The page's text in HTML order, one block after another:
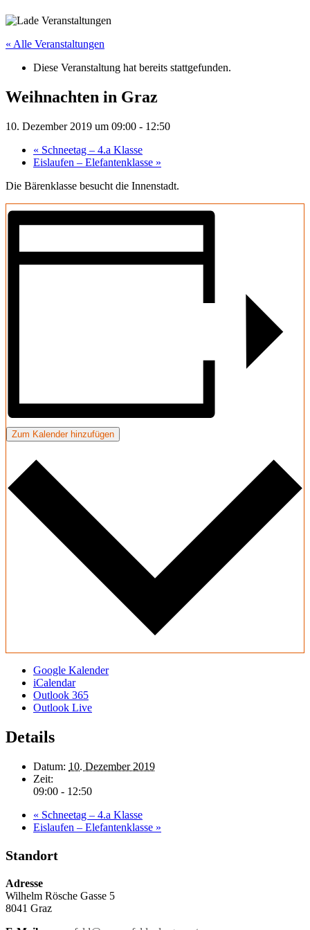
« Alle Veranstaltungen
Diese Veranstaltung hat bereits stattgefunden.
Weihnachten in Graz
10. Dezember 2019 um 09:00 - 12:50
« Schneetag – 4.a Klasse
Eislaufen – Elefantenklasse »
Die Bärenklasse besucht die Innenstadt.
Zum Kalender hinzufügen
Google Kalender
iCalendar
Outlook 365
Outlook Live
Details
Datum: 10. Dezember 2019
Zeit:
09:00 - 12:50
« Schneetag – 4.a Klasse
Eislaufen – Elefantenklasse »
Standort
Adresse
Wilhelm Rösche Gasse 5
8041 Graz